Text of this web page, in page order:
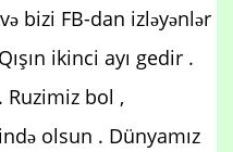
bizi FB-dan izləyənlər
ikinci ayı gedir .
Ruzimiz bol ,
olsun . Dünyamız